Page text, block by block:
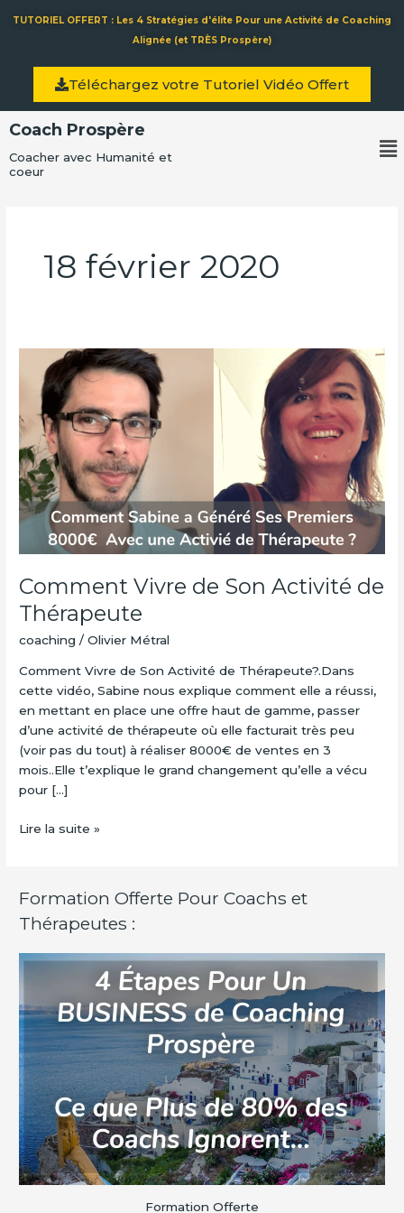
TUTORIEL OFFERT : Les 4 Stratégies d'élite Pour une Activité de Coaching
Alignée (et TRÈS Prospère)
Téléchargez votre Tutoriel Vidéo Offert
Coach Prospère
Coacher avec Humanité et
coeur
18 février 2020
Comment Vivre de Son Activité de
Thérapeute
coaching /Olivier Métral
Comment Vivre de Son Activité de Thérapeute?.Dans
cette vidéo, Sabine nous explique comment elle a réussi,
en mettant en place une offre haut de gamme, passer
d’une activité de thérapeute où elle facturait très peu
(voir pas du tout) à réaliser 8000€ de ventes en 3
mois..Elle t’explique le grand changement qu’elle a vécu
pour […]
Comment
Vivre
Son
Activité
de
Thérapeute
Lire la suite »
Formation Offerte Pour Coachs et
Thérapeutes :
Formation Offerte